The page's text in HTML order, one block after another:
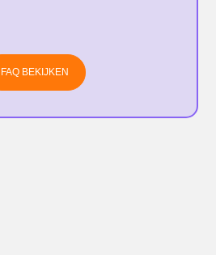
FAQ BEKIJKEN